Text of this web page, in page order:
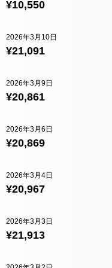
¥10,550
¥21,091
2026年3月10日
¥20,861
2026年3月9日
¥20,869
2026年3月6日
¥20,967
2026年3月4日
¥21,913
2026年3月3日